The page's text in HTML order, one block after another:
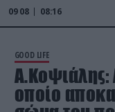
09 08 08:16
GOOD LIFE
Α.Κοψιάλης:
οποίο